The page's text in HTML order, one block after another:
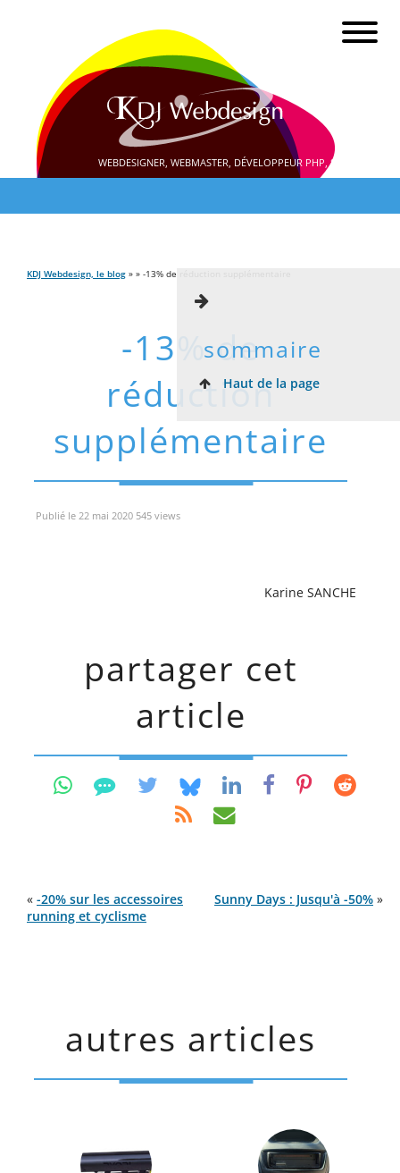
WEBDESIGNER, WEBMASTER, DÉVELOPPEUR PHP, SEO
KDJ Webdesign, le blog » » -13% de réduction supplémentaire
-13% de
réduction
supplémentaire
sommaire
Haut de la page
Publié le 22 mai 2020 545 views
Karine SANCHE
partager cet
article
« -20% sur les accessoires
running et cyclisme
Sunny Days : Jusqu'à -50% »
autres articles